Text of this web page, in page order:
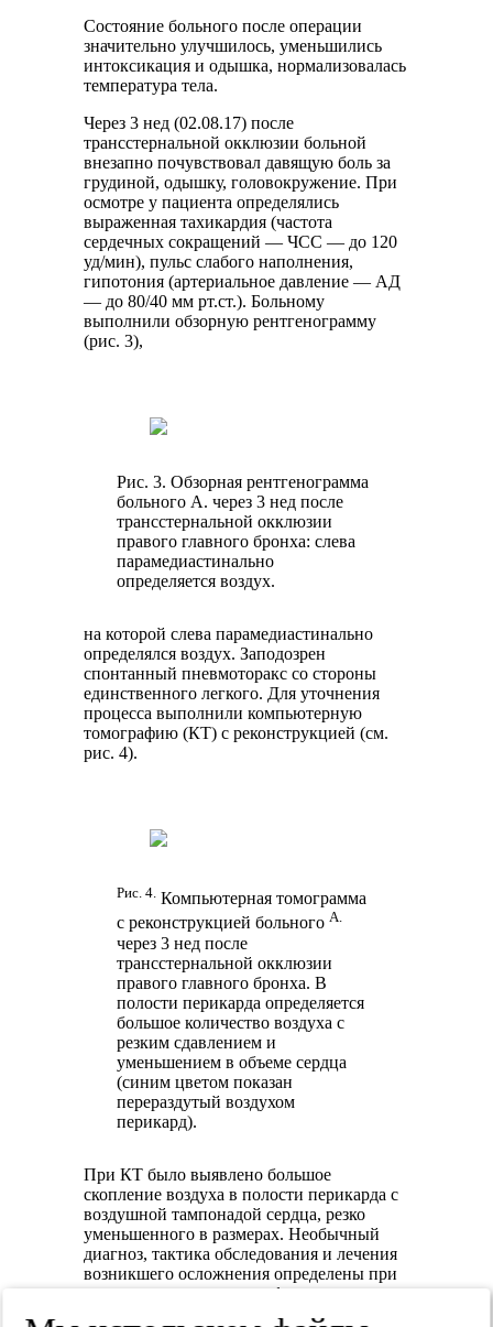
Состояние больного после операции
значительно улучшилось, уменьшились
интоксикация и одышка, нормализовалась
температура тела.
Через 3 нед (02.08.17) после
трансстернальной окклюзии больной
внезапно почувствовал давящую боль за
грудиной, одышку, головокружение. При
осмотре у пациента определялись
выраженная тахикардия (частота
сердечных сокращений ― ЧСС ― до 120
уд/мин), пульс слабого наполнения,
гипотония (артериальное давление ― АД
― до 80/40 мм рт.ст.). Больному
выполнили обзорную рентгенограмму
(рис. 3),
Рис. 3. Обзорная рентгенограмма
больного А. через 3 нед после
трансстернальной окклюзии
правого главного бронха: слева
парамедиастинально
определяется воздух.
на которой слева парамедиастинально
определялся воздух. Заподозрен
спонтанный пневмоторакс со стороны
единственного легкого. Для уточнения
процесса выполнили компьютерную
томографию (КТ) с реконструкцией (см.
рис. 4).
Рис. 4. Компьютерная томограмма
с реконструкцией больногоА.
через 3 нед после
трансстернальной окклюзии
правого главного бронха. В
полости перикарда определяется
большое количество воздуха с
резким сдавлением и
уменьшением в объеме сердца
(синим цветом показан
перераздутый воздухом
перикард).
При КТ было выявлено большое
скопление воздуха в полости перикарда с
воздушной тампонадой сердца, резко
уменьшенного в размерах. Необычный
диагноз, тактика обследования и лечения
возникшего осложнения определены при
использовании видеоконференции с